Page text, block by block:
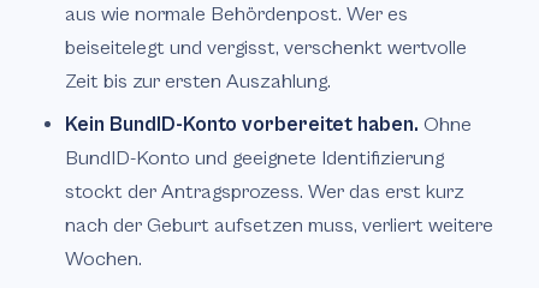
aus wie normale Behördenpost. Wer es
beiseitelegt und vergisst, verschenkt wertvolle
Zeit bis zur ersten Auszahlung.
Kein BundID-Konto vorbereitet haben. Ohne
BundID-Konto und geeignete Identifizierung
stockt der Antragsprozess. Wer das erst kurz
nach der Geburt aufsetzen muss, verliert weitere
Wochen.